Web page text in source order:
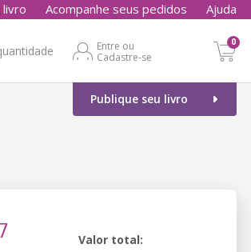
livro Acompanhe seus pedidos Ajuda
Entre ou
Cadastre-se
0
Publique seu livro
Valor total: